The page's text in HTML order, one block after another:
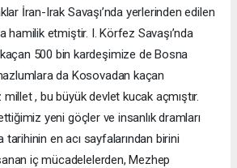
İran-Irak Savaşı’nda yerlerinden edilen
hamilik etmiştir. I. Körfez Savaşı’nda
500 bin kardeşimize de Bosna
da Kosovadan kaçan
, bu büyük devlet kucak açmıştır.
yeni göçler ve insanlık dramları
en acı sayfalarından birini
iç mücadelelerden, Mezhep